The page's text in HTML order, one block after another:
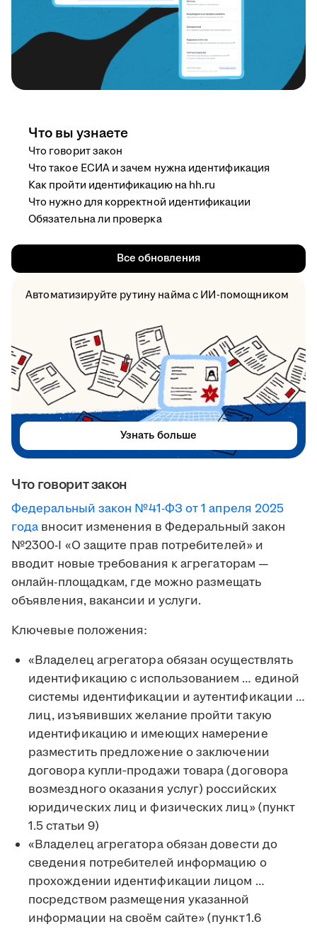
Что говорит закон
Федеральный закон №41-ФЗ от 1 апреля 2025
года вносит изменения в Федеральный закон
№2300-I «О защите прав потребителей» и
вводит новые требования к агрегаторам —
онлайн-площадкам, где можно размещать
объявления, вакансии и услуги.
Ключевые положения:
«Владелец агрегатора обязан осуществлять
идентификацию с использованием … единой
системы идентификации и аутентификации …
лиц, изъявивших желание пройти такую
идентификацию и имеющих намерение
разместить предложение о заключении
договора купли‑продажи товара (договора
возмездного оказания услуг) российских
юридических лиц и физических лиц» (пункт
1.5 статьи 9)
«Владелец агрегатора обязан довести до
сведения потребителей информацию о
прохождении идентификации лицом …
посредством размещения указанной
информации на своём сайте» (пункт 1.6
Что вы узнаете
Что говорит закон
Что такое ЕСИА и зачем нужна идентификация
Как пройти идентификацию на hh.ru
Что нужно для корректной идентификации
Обязательна ли проверка
Все обновления
Автоматизируйте рутину найма с ИИ-помощником
Узнать больше